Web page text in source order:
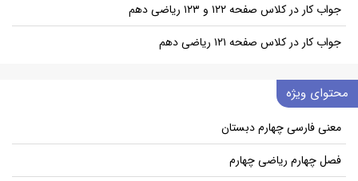
جواب کار در کلاس صفحه ۱۲۲ و ۱۲۳ ریاضی دهم
جواب کار در کلاس صفحه ۱۲۱ ریاضی دهم
محتوای ویژه
معنی فارسی چهارم دبستان
فصل چهارم ریاضی چهارم